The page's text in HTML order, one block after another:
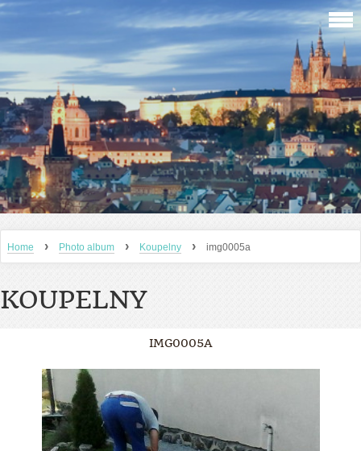
Home › Photo album › Koupelny › img0005a
KOUPELNY
IMG0005A